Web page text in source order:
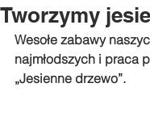
Tworzymy
Wesołe zabawy
najmłodszych i praca
„Jesienne drzewo”.